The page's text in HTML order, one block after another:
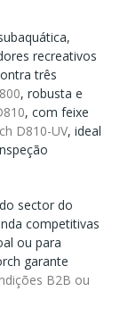
recreativos
três
, robusta e
, com feixe
D810-UV, ideal
do sector do
competitivas
ou para
garante
B2B ou